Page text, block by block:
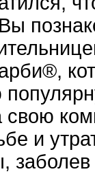
свою
и